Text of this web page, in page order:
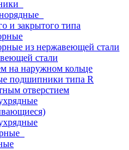
и закрытого типа
из нержавеющей стали
стали
на наружном кольце
подшипники типа R
отверстием